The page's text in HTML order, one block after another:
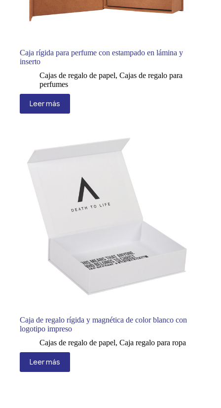
Caja rígida para perfume con estampado en lámina y
inserto
Cajas de regalo de papel, Cajas de regalo para
perfumes
Leer más
Caja de regalo rígida y magnética de color blanco con
logotipo impreso
Cajas de regalo de papel, Caja regalo para ropa
Leer más